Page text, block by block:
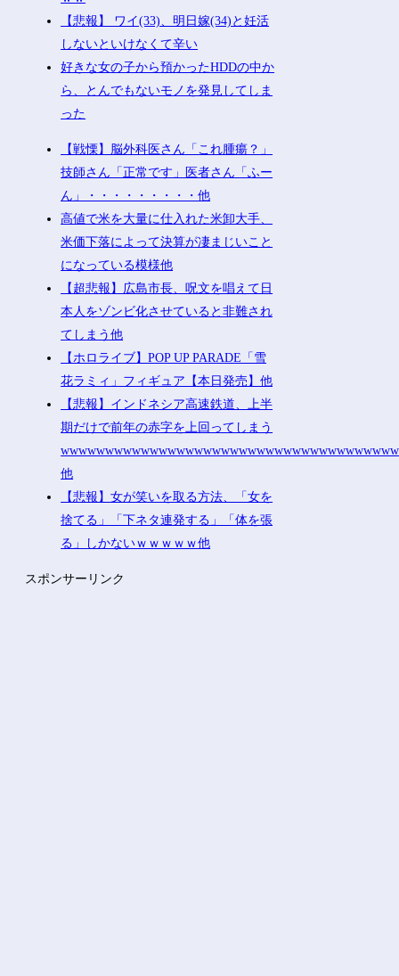
【悲報】 ワイ(33)、明日嫁(34)と妊活
しないといけなくて辛い
好きな女の子から預かったHDDの中か
ら、とんでもないモノを発見してしま
った
【戦慄】脳外科医さん「これ腫瘍？」
技師さん「正常です」医者さん「ふー
ん」・・・・・・・・・他
高値で米を大量に仕入れた米卸大手、
米価下落によって決算が凄まじいこと
になっている模様他
【超悲報】広島市長、呪文を唱えて日
本人をゾンビ化させていると非難され
てしまう他
【ホロライブ】POP UP PARADE「雪
花ラミィ」フィギュア【本日発売】他
【悲報】インドネシア高速鉄道、上半
期だけで前年の赤字を上回ってしまう
他
【悲報】女が笑いを取る方法、「女を
捨てる」「下ネタ連発する」「体を張
る」しかないｗｗｗｗｗ他
スポンサーリンク